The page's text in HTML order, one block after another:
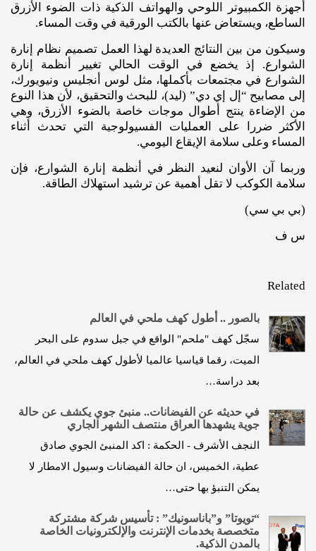
أجهزة الكمبيوتر اللوحي والهواتف الذكية ذات الضوء الأزرق
الساطع، ويستعاض عنها بالكتب الورقية في وقت المساء.
وسيكون من بين النتائج العديدة لهذا العمل تصميم نظام إنارة
الشوارع. إذ يخضع في الوقت الحالي تغيير أنظمة إنارة
الشوارع في مجتمعات بأكملها، مثل لوس أنجليس ونيويورك،
إلى مصابيح “إل إي دي” (ليد)، للبحث والتحقيق، لأن هذا النوع
من الإضاءة ينتج أطوال موجات خاصة بالضوء الأزرق، وهي
الأكثر ضررا على العمليات الفسيولوجية التي تحدث أثناء
المساء وعلى سلامة الإيقاع اليومي.
وربما آن الأوان لنعيد النظر في أنظمة إنارة الشوارع، فإن
سلامة الكوكب لا تقل أهمية عن ترشيد استهلاك الطاقة.
(بي بي سي)
س ف
Related
بالصور .. أطول كهف ملحي في العالم
سجّل كهف "ملحم" الواقع في جبل سدوم على البحر
الميت، رقما قياسيا عالميا لأطول كهف ملحي في العالم،
بعد دراسة…
في حديثه عن الفيضانات.. منبئ جوي يكشف عن حالة
جوية يشهدها العراق منتصف الشهر الجاري
النجف الأشرف - الحكمة : اكد المنبئ الجوي صادق
عطية، الخميس، ان حالة الفيضانات وسيول الامطار لا
يمكن التنبؤ بها حتى…
“تويوتا” و”باناسونيك” : تأسيس شركة مشتركة
متخصصة بخدمات الإنترنت والإلكترونيات الخاصة
بالمدن الذكية.